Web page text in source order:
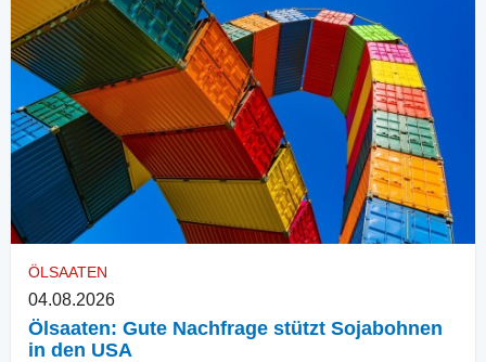
ÖLSAATEN
04.08.2026
Ölsaaten: Gute Nachfrage stützt Sojabohnen
in den USA